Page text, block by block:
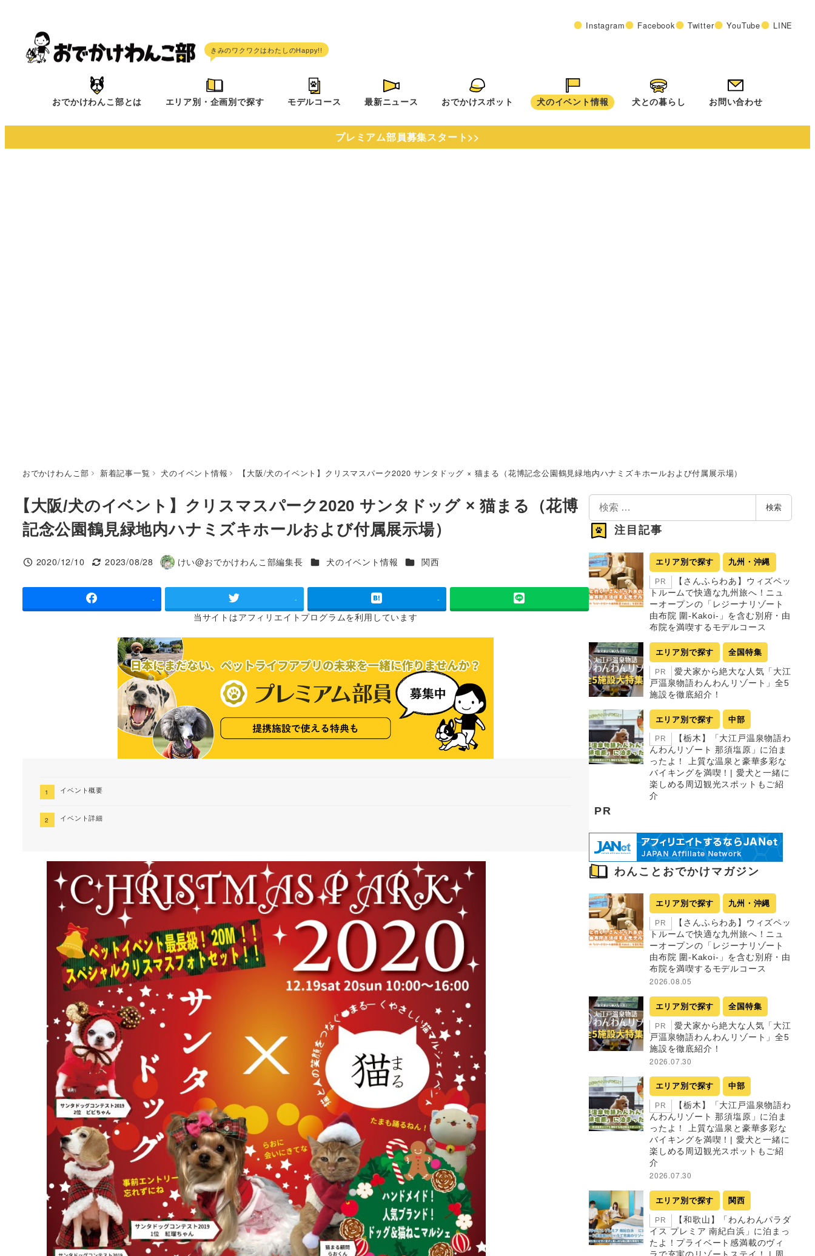
へ
Instagram Facebook Twitter YouTube LINE
おでかけわんこ部とは エリア別・企画別で探す モデルコース 最新ニュース おでかけスポット 犬のイベント情報 犬との暮らし お問い合わせ
プレミアム部員募集スタート>>
おでかけわんこ部 新着記事一覧 犬のイベント情報 【大阪/犬のイベント】クリスマスパーク2020 サンタドッグ × 猫まる（花博記念公園鶴見緑地内ハナミズキホールおよび付属展示場）
【大阪/犬のイベント】クリスマスパーク2020 サンタドッグ × 猫まる（花博
記念公園鶴見緑地内ハナミズキホールおよび付属展示場）
投稿日
2020/12/10
更新日
2023/08/28
著
けい@おでかけわんこ部編集長 カテゴリー
犬のイベント情報 カテゴリー
関西
- - -
当サイトはアフィリエイトプログラムを利用しています
イベント概要
イベント詳細
検
索
検索
注目記事
エリア別で探す 九州・沖縄
PR
【さんふらわあ】ウィズペッ
トルームで快適な九州旅へ！ニュ
ーオープンの「レジーナリゾート
由布院 圍-Kakoi-」を含む別府・由
布院を満喫するモデルコース
エリア別で探す 全国特集
PR
愛犬家から絶大な人気「大江
戸温泉物語わんわんリゾート」全5
施設を徹底紹介！
エリア別で探す 中部
PR
【栃木】「大江戸温泉物語わ
んわんリゾート 那須塩原」に泊ま
ったよ！ 上質な温泉と豪華多彩な
バイキングを満喫！| 愛犬と一緒に
楽しめる周辺観光スポットもご紹
介
PR
わんことおでかけマガジン
エリア別で探す 九州・沖縄
PR
【さんふらわあ】ウィズペッ
トルームで快適な九州旅へ！ニュ
ーオープンの「レジーナリゾート
由布院 圍-Kakoi-」を含む別府・由
布院を満喫するモデルコース
2026.08.05
エリア別で探す 全国特集
PR
愛犬家から絶大な人気「大江
戸温泉物語わんわんリゾート」全5
施設を徹底紹介！
2026.07.30
エリア別で探す 中部
PR
【栃木】「大江戸温泉物語わ
んわんリゾート 那須塩原」に泊ま
ったよ！ 上質な温泉と豪華多彩な
バイキングを満喫！| 愛犬と一緒に
楽しめる周辺観光スポットもご紹
介
2026.07.30
エリア別で探す 関西
PR
【和歌山】「わんわんパラダ
イス プレミア 南紀白浜」に泊まっ
たよ！プライベート感満載のヴィ